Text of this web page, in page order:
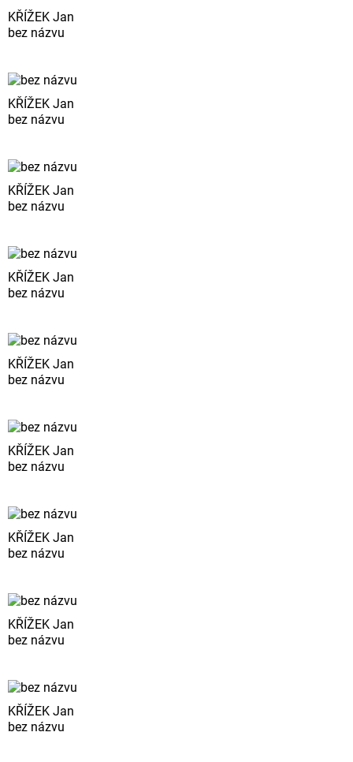
KŘÍŽEK Jan
bez názvu
KŘÍŽEK Jan
bez názvu
KŘÍŽEK Jan
bez názvu
KŘÍŽEK Jan
bez názvu
KŘÍŽEK Jan
bez názvu
KŘÍŽEK Jan
bez názvu
KŘÍŽEK Jan
bez názvu
KŘÍŽEK Jan
bez názvu
KŘÍŽEK Jan
bez názvu